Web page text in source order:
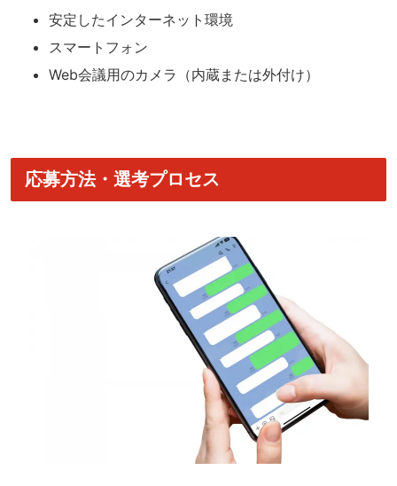
安定したインターネット環境
スマートフォン
Web会議用のカメラ（内蔵または外付け）
応募方法・選考プロセス